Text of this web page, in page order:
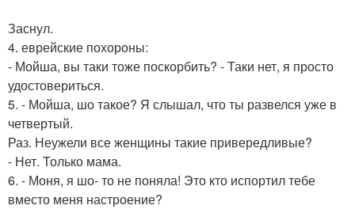
Заснул.
4. еврейские похороны:
- Мойша, вы таки тоже поскорбить? - Таки нет, я просто
удостовериться.
5. - Мойша, шо такое? Я слышал, что ты развелся уже в
четвертый.
Раз. Неужели все женщины такие привередливые?
- Нет. Только мама.
6. - Моня, я шо- то не поняла! Это кто испортил тебе
вместо меня настроение?